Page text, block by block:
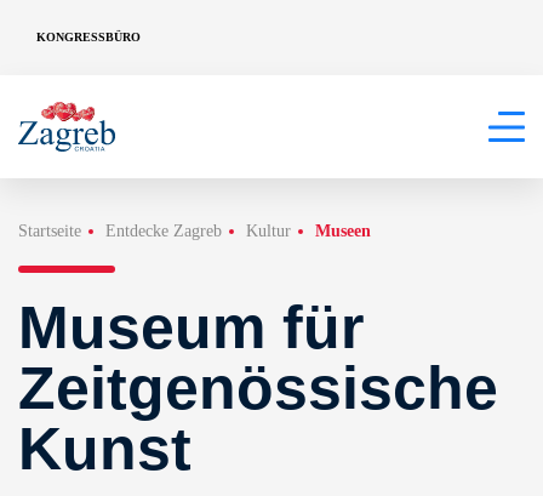
KONGRESSBÜRO
Startseite Entdecke Zagreb Kultur Museen
Museum für
Zeitgenössische
Kunst